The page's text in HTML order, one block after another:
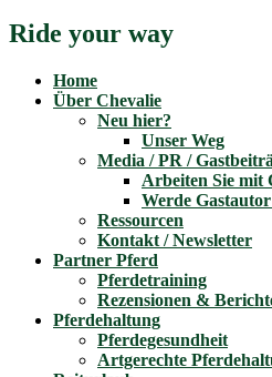
Ride your way
Home
Über Chevalie
Neu hier?
Unser Weg
Media / PR /
Arbeiten Sie mit
Werde
Ressourcen
Kontakt / Newsletter
Partner Pferd
Pferdetraining
Rezensionen &
Pferdehaltung
Pferdegesundheit
Artgerechte